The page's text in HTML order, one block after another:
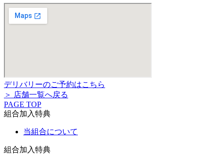
デリバリーのご予約はこちら
＞ 店舗一覧へ戻る
PAGE TOP
組合加入特典
当組合について
組合加入特典